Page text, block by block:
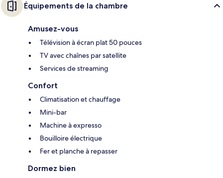
Équipements de la chambre
Amusez-vous
Télévision à écran plat 50 pouces
TV avec chaînes par satellite
Services de streaming
Confort
Climatisation et chauffage
Mini-bar
Machine à expresso
Bouilloire électrique
Fer et planche à repasser
Dormez bien